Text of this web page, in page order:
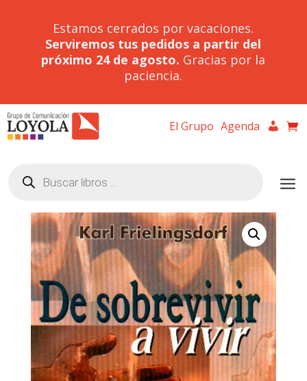
Estamos cerrados por vacaciones.
Serviremos tus pedidos a partir del
próximo 24 de agosto. Gracias por la
paciencia.
El Grupo Agenda
productos